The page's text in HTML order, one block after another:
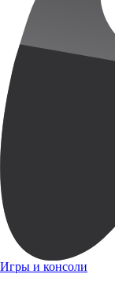
Игры и консоли